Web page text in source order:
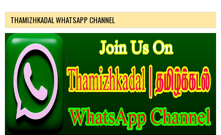
THAMIZHKADAL WHATSAPP CHANNEL